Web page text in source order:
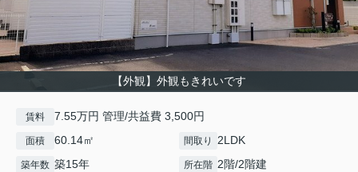
【外観】外観もきれいです
賃料 7.55万円 管理/共益費 3,500円
面積 60.14㎡ 間取り 2LDK
築年数 築15年 所在階 2階/2階建